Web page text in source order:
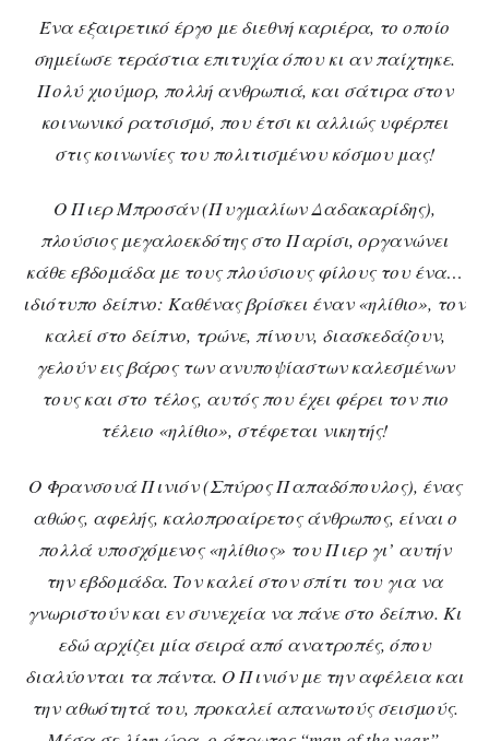
Ένα εξαιρετικό έργο με διεθνή καριέρα, το οποίο
σημείωσε τεράστια επιτυχία όπου κι αν παίχτηκε.
Πολύ χιούμορ, πολλή ανθρωπιά, και σάτιρα στον
κοινωνικό ρατσισμό, που έτσι κι αλλιώς υφέρπει
στις κοινωνίες του πολιτισμένου κόσμου μας!
Ο Πιερ Μπροσάν (Πυγμαλίων Δαδακαρίδης),
πλούσιος μεγαλοεκδότης στο Παρίσι, οργανώνει
κάθε εβδομάδα με τους πλούσιους φίλους του ένα…
ιδιότυπο δείπνο: Καθένας βρίσκει έναν «ηλίθιο», τον
καλεί στο δείπνο, τρώνε, πίνουν, διασκεδάζουν,
γελούν εις βάρος των ανυποψίαστων καλεσμένων
τους και στο τέλος, αυτός που έχει φέρει τον πιο
τέλειο «ηλίθιο», στέφεται νικητής!
Ο Φρανσουά Πινιόν (Σπύρος Παπαδόπουλος), ένας
αθώος, αφελής, καλοπροαίρετος άνθρωπος, είναι ο
πολλά υποσχόμενος «ηλίθιος» του Πιερ γι’ αυτήν
την εβδομάδα. Τον καλεί στον σπίτι του για να
γνωριστούν και εν συνεχεία να πάνε στο δείπνο. Κι
εδώ αρχίζει μία σειρά από ανατροπές, όπου
διαλύονται τα πάντα. Ο Πινιόν με την αφέλεια και
την αθωότητά του, προκαλεί απανωτούς σεισμούς.